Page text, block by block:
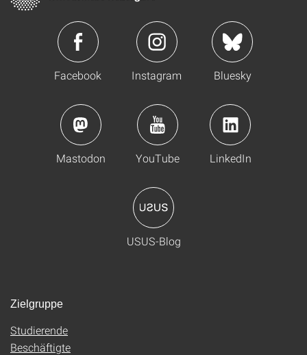
Facebook Instagram Bluesky
Mastodon YouTube LinkedIn
USUS-Blog
Zielgruppe
Studierende
Beschäftigte